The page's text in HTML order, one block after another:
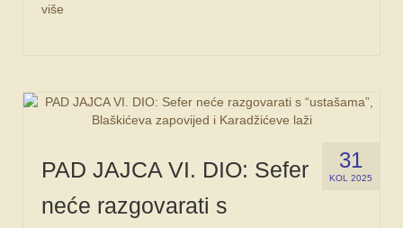
više
31
KOL 2025
PAD JAJCA VI. DIO: Sefer
neće razgovarati s